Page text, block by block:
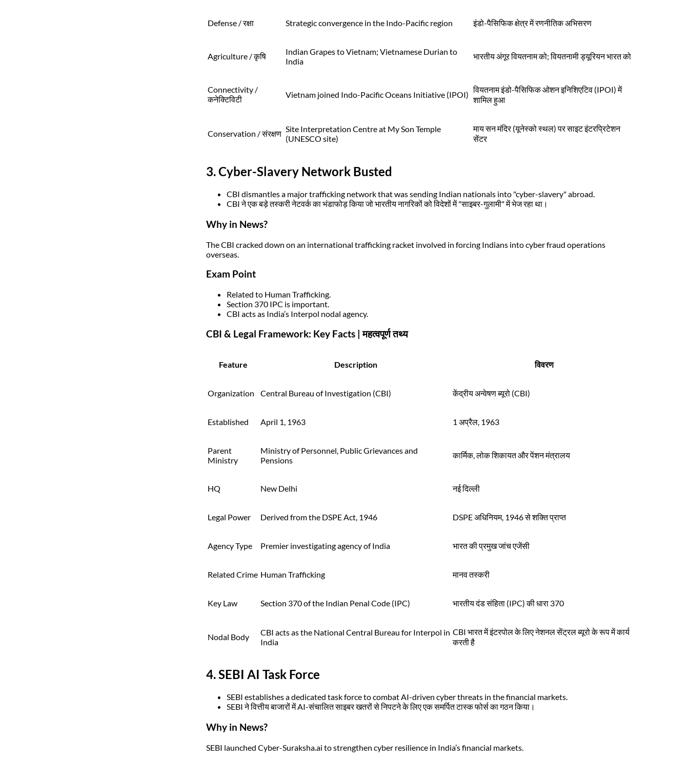
Defense / रक्षा Strategic convergence in the Indo-Pacific region इंडो-पैसिफिक क्षेत्र में रणनीतिक अभिसरण
Agriculture / कृषि
Indian Grapes to Vietnam; Vietnamese Durian to
India
भारतीय अंगूर वियतनाम को; वियतनामी ड्यूरियन भारत को
Connectivity /
कनेक्टिविटी
Vietnam joined Indo-Pacific Oceans Initiative (IPOI)
वियतनाम इंडो-पैसिफिक ओशन इनिशिएटिव (IPOI) में
शामिल हुआ
Conservation / संरक्षण Site Interpretation Centre at My Son Temple
(UNESCO site)
माय सन मंदिर (यूनेस्को स्थल) पर साइट इंटरप्रिटेशन
सेंटर
3. Cyber-Slavery Network Busted
CBI dismantles a major trafficking network that was sending Indian nationals into "cyber-slavery" abroad.
CBI ने एक बड़े तस्करी नेटवर्क का भंडाफोड़ किया जो भारतीय नागरिकों को विदेशों में "साइबर-गुलामी" में भेज रहा था।
Why in News?
The CBI cracked down on an international trafficking racket involved in forcing Indians into cyber fraud operations
overseas.
Exam Point
Related to Human Trafficking.
Section 370 IPC is important.
CBI acts as India’s Interpol nodal agency.
CBI & Legal Framework: Key Facts | महत्वपूर्ण तथ्य
Feature Description विवरण
Organization Central Bureau of Investigation (CBI) केंद्रीय अन्वेषण ब्यूरो (CBI)
Established April 1, 1963 1 अप्रैल, 1963
Parent
Ministry
Ministry of Personnel, Public Grievances and
Pensions
कार्मिक, लोक शिकायत और पेंशन मंत्रालय
HQ New Delhi नई दिल्ली
Legal Power Derived from the DSPE Act, 1946 DSPE अधिनियम, 1946 से शक्ति प्राप्त
Agency Type Premier investigating agency of India भारत की प्रमुख जांच एजेंसी
Related Crime Human Trafficking मानव तस्करी
Key Law Section 370 of the Indian Penal Code (IPC) भारतीय दंड संहिता (IPC) की धारा 370
Nodal Body
CBI acts as the National Central Bureau for Interpol in
India
CBI भारत में इंटरपोल के लिए नेशनल सेंट्रल ब्यूरो के रूप में कार्य
करती है
4. SEBI AI Task Force
SEBI establishes a dedicated task force to combat AI-driven cyber threats in the financial markets.
SEBI ने वित्तीय बाजारों में AI-संचालित साइबर खतरों से निपटने के लिए एक समर्पित टास्क फोर्स का गठन किया।
Why in News?
SEBI launched Cyber-Suraksha.ai to strengthen cyber resilience in India’s financial markets.